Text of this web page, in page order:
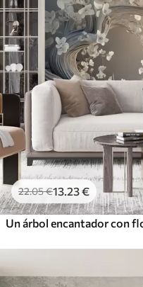
22.05€13 .23€